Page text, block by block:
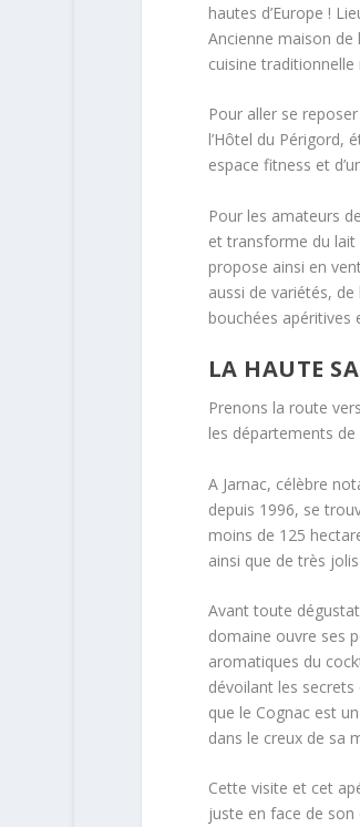
hautes d’Europe !
Ancienne maison de
cuisine
Pour aller se
l’Hôtel du Périgord,
espace fitness et
Pour les amateurs
et transforme du lait
propose ainsi en
aussi de variétés,
bouchées apéritives
LA HAUTE
Prenons la route
les départements
A Jarnac, célèbre
depuis 1996, se
moins de 125
ainsi que de très
Avant toute
domaine ouvre ses
aromatiques du
dévoilant les
que le Cognac est
dans le creux de sa
Cette visite et cet
juste en face de son